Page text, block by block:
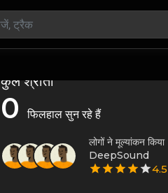
कुल श्रोता
0फिलहाल सुन रहे हैं
लोगों ने मूल्यांकन किया
DeepSound
4.5